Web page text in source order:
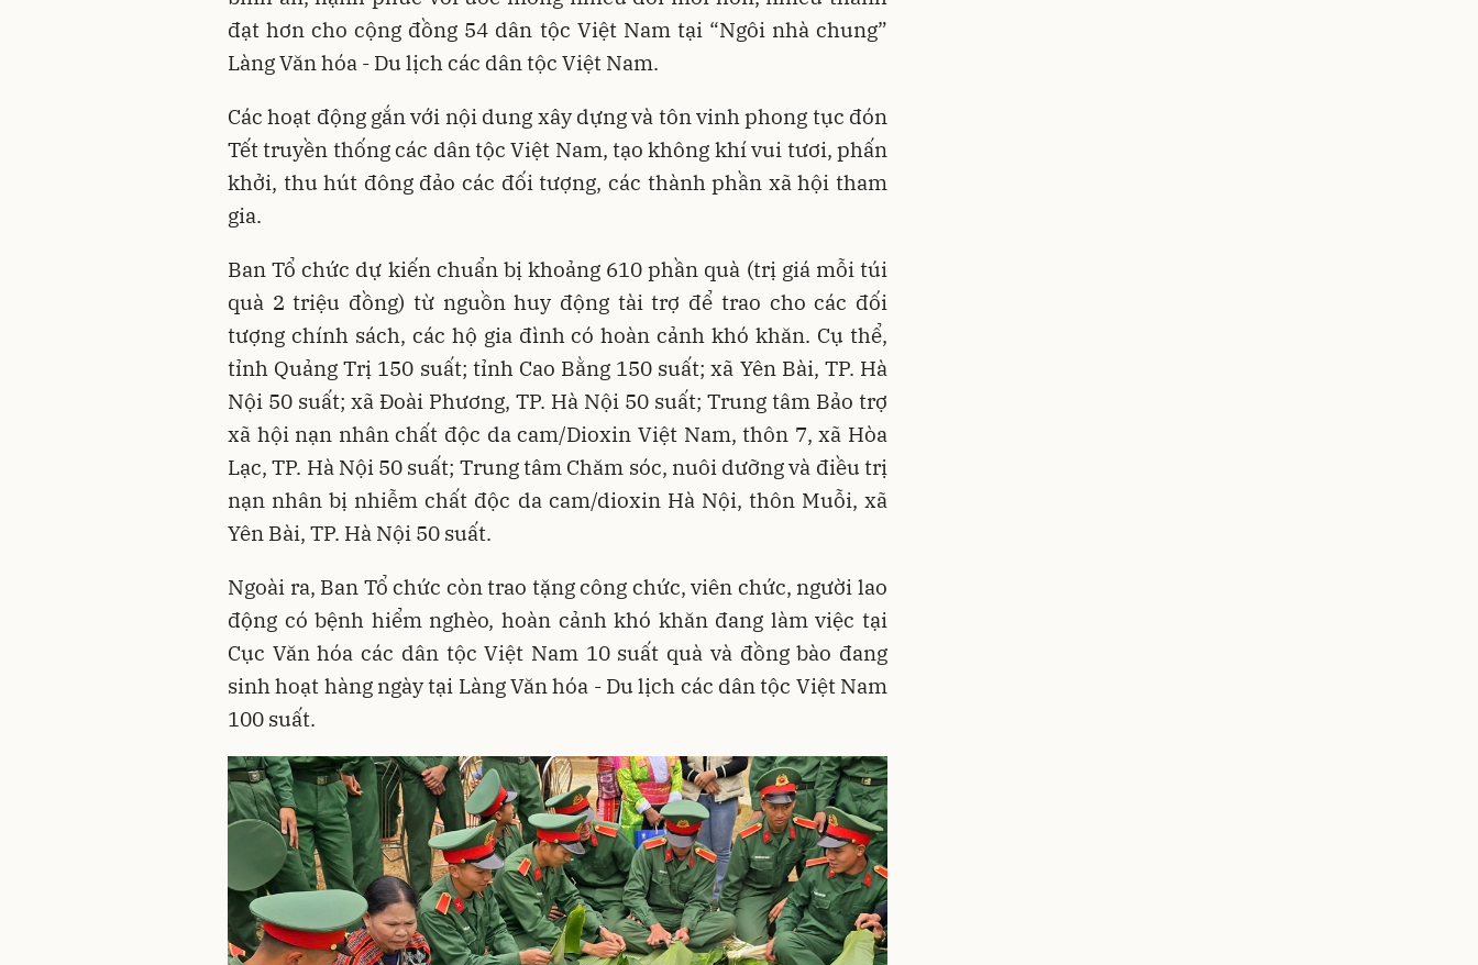
đạt hơn cho cộng đồng 54 dân tộc Việt Nam tại “Ngôi nhà chung”
Làng Văn hóa - Du lịch các dân tộc Việt Nam.
Các hoạt động gắn với nội dung xây dựng và tôn vinh phong tục đón
Tết truyền thống các dân tộc Việt Nam, tạo không khí vui tươi, phấn
khởi, thu hút đông đảo các đối tượng, các thành phần xã hội tham
gia.
Ban Tổ chức dự kiến chuẩn bị khoảng 610 phần quà (trị giá mỗi túi
quà 2 triệu đồng) từ nguồn huy động tài trợ để trao cho các đối
tượng chính sách, các hộ gia đình có hoàn cảnh khó khăn. Cụ thể,
tỉnh Quảng Trị 150 suất; tỉnh Cao Bằng 150 suất; xã Yên Bài, TP. Hà
Nội 50 suất; xã Đoài Phương, TP. Hà Nội 50 suất; Trung tâm Bảo trợ
xã hội nạn nhân chất độc da cam/Dioxin Việt Nam, thôn 7, xã Hòa
Lạc, TP. Hà Nội 50 suất; Trung tâm Chăm sóc, nuôi dưỡng và điều trị
nạn nhân bị nhiễm chất độc da cam/dioxin Hà Nội, thôn Muỗi, xã
Yên Bài, TP. Hà Nội 50 suất.
Ngoài ra, Ban Tổ chức còn trao tặng công chức, viên chức, người lao
động có bệnh hiểm nghèo, hoàn cảnh khó khăn đang làm việc tại
Cục Văn hóa các dân tộc Việt Nam 10 suất quà và đồng bào đang
sinh hoạt hàng ngày tại Làng Văn hóa - Du lịch các dân tộc Việt Nam
100 suất.